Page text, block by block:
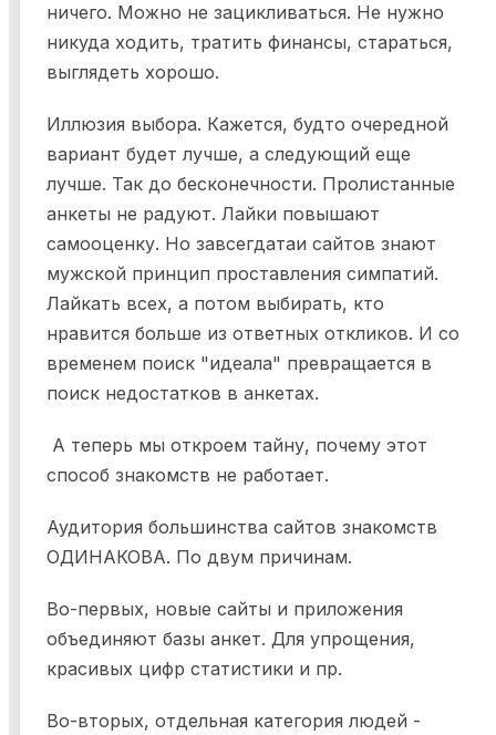
ничего. Можно не зацикливаться. Не нужно
никуда ходить, тратить финансы, стараться,
выглядеть хорошо.
Иллюзия выбора. Кажется, будто очередной
вариант будет лучше, а следующий еще
лучше. Так до бесконечности. Пролистанные
анкеты не радуют. Лайки повышают
самооценку. Но завсегдатаи сайтов знают
мужской принцип проставления симпатий.
Лайкать всех, а потом выбирать, кто
нравится больше из ответных откликов. И со
временем поиск "идеала" превращается в
поиск недостатков в анкетах.
А теперь мы откроем тайну, почему этот
способ знакомств не работает.
Аудитория большинства сайтов знакомств
ОДИНАКОВА. По двум причинам.
Во-первых, новые сайты и приложения
объединяют базы анкет. Для упрощения,
красивых цифр статистики и пр.
Во-вторых, отдельная категория людей -